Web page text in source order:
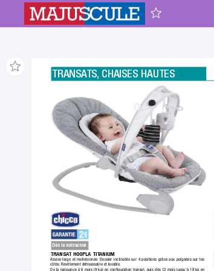
TRANSATS, CHAISES HAUTES
TRANSAT HOOPLA TITANIUM
Assise large et molletonnée. Dossier inclinable sur 4 positions grâce aux poignées sur les
côtés. Revêtement déhoussable et lavable.
De la naissance à 6 mois (9 kg) en conﬁguration transat, puis dès 12 mois jusqu’à 18 kg en
Dès la naissance